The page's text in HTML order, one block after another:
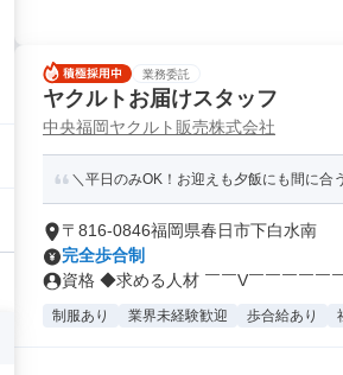
業務委託
ヤクルトお届けスタッフ
中央福岡ヤクルト販売株式会社
＼平日のみOK！お迎えも夕飯にも間に合
〒816-0846福岡県春日市下白水南
完全歩合制
資格 ◆求める人材 ￣￣V￣￣￣￣￣
制服あり 業界未経験歓迎 歩合給あり